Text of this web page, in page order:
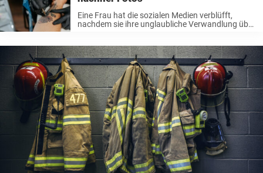
Eine Frau hat die sozialen Medien verblüfft,
nachdem sie ihre unglaubliche Verwandlung über
jetzt fast komplett mit Tattoos bedeckt, wobei die
obere ...